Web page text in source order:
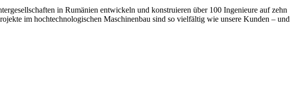
in Rumänien entwickeln und konstruieren über 100 Ingenieure auf zehn
im hochtechnologischen Maschinenbau sind so vielfältig wie unsere Kunden – und